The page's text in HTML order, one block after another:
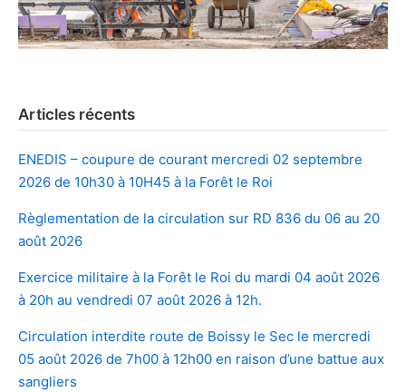
Articles récents
ENEDIS – coupure de courant mercredi 02 septembre
2026 de 10h30 à 10H45 à la Forêt le Roi
Règlementation de la circulation sur RD 836 du 06 au 20
août 2026
Exercice militaire à la Forêt le Roi du mardi 04 août 2026
à 20h au vendredi 07 août 2026 à 12h.
Circulation interdite route de Boissy le Sec le mercredi
05 août 2026 de 7h00 à 12h00 en raison d’une battue aux
sangliers